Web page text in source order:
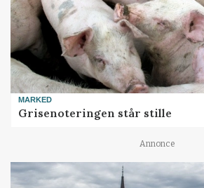
MARKED
Grisenoteringen står stille
Annonce